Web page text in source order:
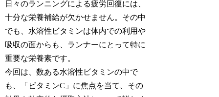
日々のランニングによる疲労回復には、
十分な栄養補給が欠かせません。その中
でも、水溶性ビタミンは体内での利用や
吸収の面からも、ランナーにとって特に
重要な栄養素です。
今回は、数ある水溶性ビタミンの中で
も、
「ビタミンC」 に焦点を当て、その